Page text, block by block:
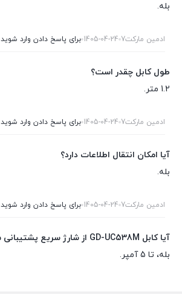
بله.
ادمین مارکت7 1405-04-24 برای پاسخ دادن وارد شوید
طول کابل چقدر است؟
1.2 متر.
ادمین مارکت7 1405-04-24 برای پاسخ دادن وارد شوید
آیا امکان انتقال اطلاعات دارد؟
بله.
ادمین مارکت7 1405-04-24 برای پاسخ دادن وارد شوید
آیا کابل GD-UC538M از شارژ سریع پشتیبانی می‌کند؟
بله، تا 5 آمپر.